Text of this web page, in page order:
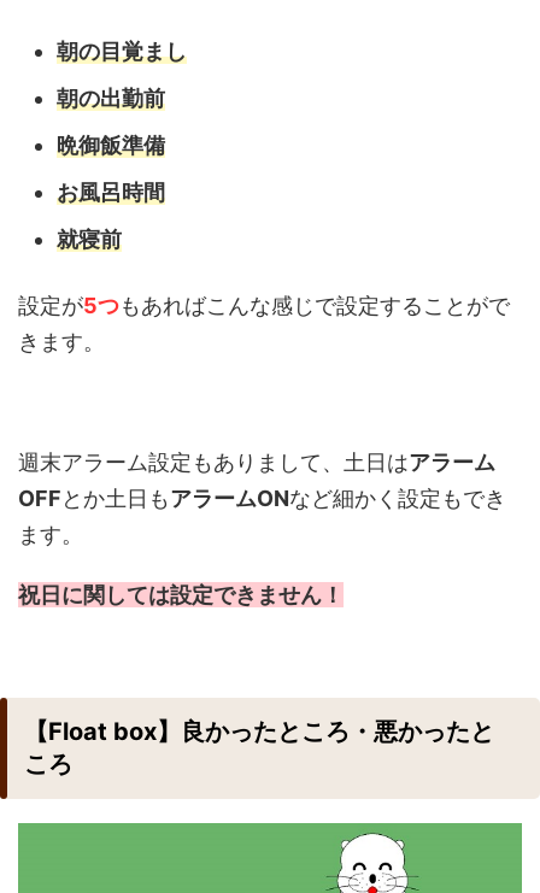
朝の目覚まし
朝の出勤前
晩御飯準備
お風呂時間
就寝前
設定が5つもあればこんな感じで設定することがで
きます。
週末アラーム設定もありまして、土日はアラーム
OFFとか土日もアラームONなど細かく設定もでき
ます。
祝日に関しては設定できません！
【Float box】良かったところ・悪かったと
ころ